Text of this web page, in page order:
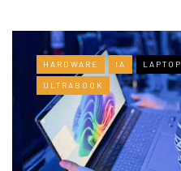
HARDWARE IA LAPTOP
ULTRABOOK